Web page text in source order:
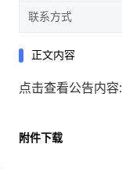
联系方式
正文内容
点击查看公告内容:
附件下载